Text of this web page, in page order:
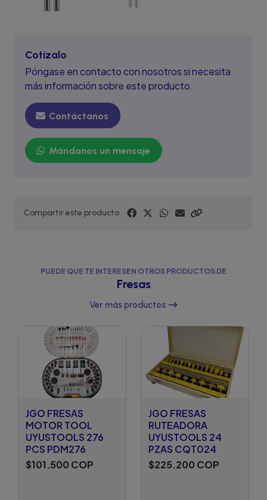
Cotízalo
Póngase en contacto con nosotros si necesita
más información sobre este producto.
Contáctanos
Mándanos un mensaje
Compartir este producto
PUEDE QUE TE INTERESEN OTROS PRODUCTOS DE
Fresas
Ver más productos
JGO FRESAS
MOTOR TOOL
UYUSTOOLS 276
PCS PDM276
$101.500 COP
JGO FRESAS
RUTEADORA
UYUSTOOLS 24
PZAS CQT024
$225.200 COP